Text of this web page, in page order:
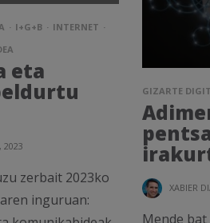
GIZARTE
XABIER
Mende
I+G+B
INTERNET
eta
2023
zerbait 2023ko
inguruan: